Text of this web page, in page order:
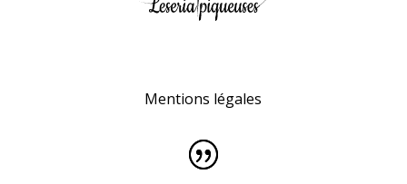
Mentions légales